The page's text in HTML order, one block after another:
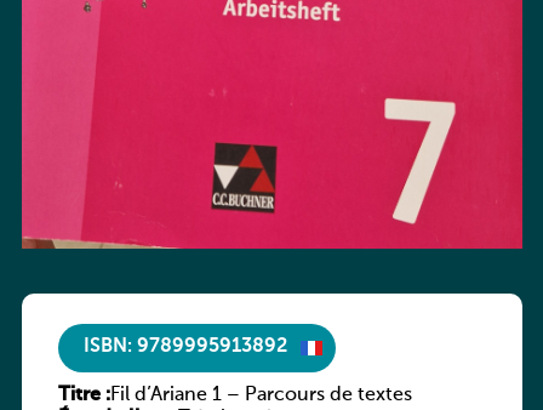
ISBN: 9789995913892
Titre :Fil d’Ariane 1 – Parcours de textes